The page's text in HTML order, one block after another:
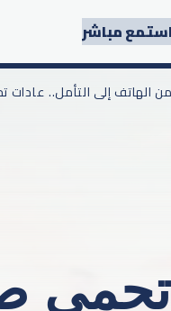
استمع مباشر
/ من الهاتف إلى التأمل..